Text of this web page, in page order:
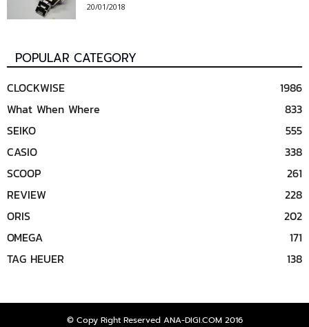
20/01/2018
POPULAR CATEGORY
CLOCKWISE
1986
What When Where
833
SEIKO
555
CASIO
338
SCOOP
261
REVIEW
228
ORIS
202
OMEGA
171
TAG HEUER
138
© Copy Right Reserved ANA-DIGI.COM 2016